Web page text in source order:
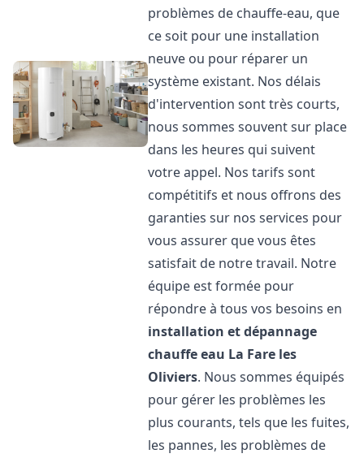
problèmes de chauffe-eau, que
ce soit pour une installation
neuve ou pour réparer un
système existant. Nos délais
d'intervention sont très courts,
nous sommes souvent sur place
dans les heures qui suivent
votre appel. Nos tarifs sont
compétitifs et nous offrons des
garanties sur nos services pour
vous assurer que vous êtes
satisfait de notre travail. Notre
équipe est formée pour
répondre à tous vos besoins en
installation et dépannage
chauffe eau La Fare les
Oliviers. Nous sommes équipés
pour gérer les problèmes les
plus courants, tels que les fuites,
les pannes, les problèmes de